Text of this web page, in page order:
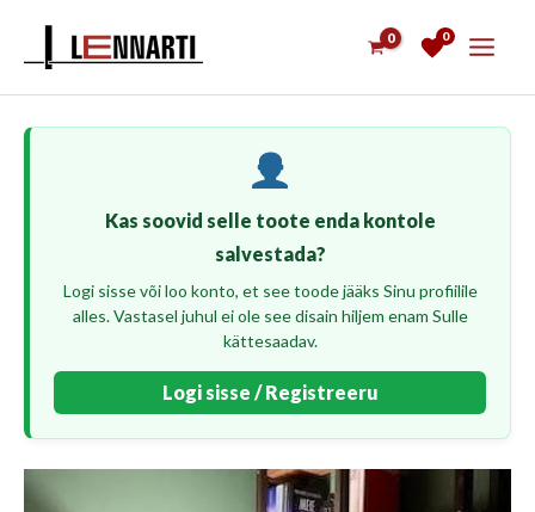
0
Kas soovid selle toote enda kontole
salvestada?
Logi sisse või loo konto, et see toode jääks Sinu profiilile
alles. Vastasel juhul ei ole see disain hiljem enam Sulle
kättesaadav.
Logi sisse / Registreeru